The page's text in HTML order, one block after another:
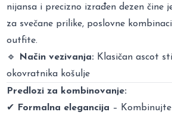
nijansa i precizno izrađen dezen čine
za svečane prilike, poslovne
outfite.
🔹
Način vezivanja: Klasičan ascot
okovratnika košulje
Predlozi za kombinovanje:
✔
Formalna elegancija –